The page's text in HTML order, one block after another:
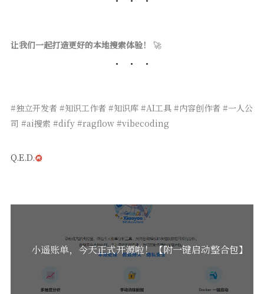
让我们一起打造更好的本地搜索体验！ 🚀
#独立开发者 #知识工作者 #知识库 #AI工具 #内容创作者 #一人公
司 #ai搜索 #dify #ragflow #vibecoding
Q.E.D.
小遥账单，今天正式开源啦！【附一键启动整合包】